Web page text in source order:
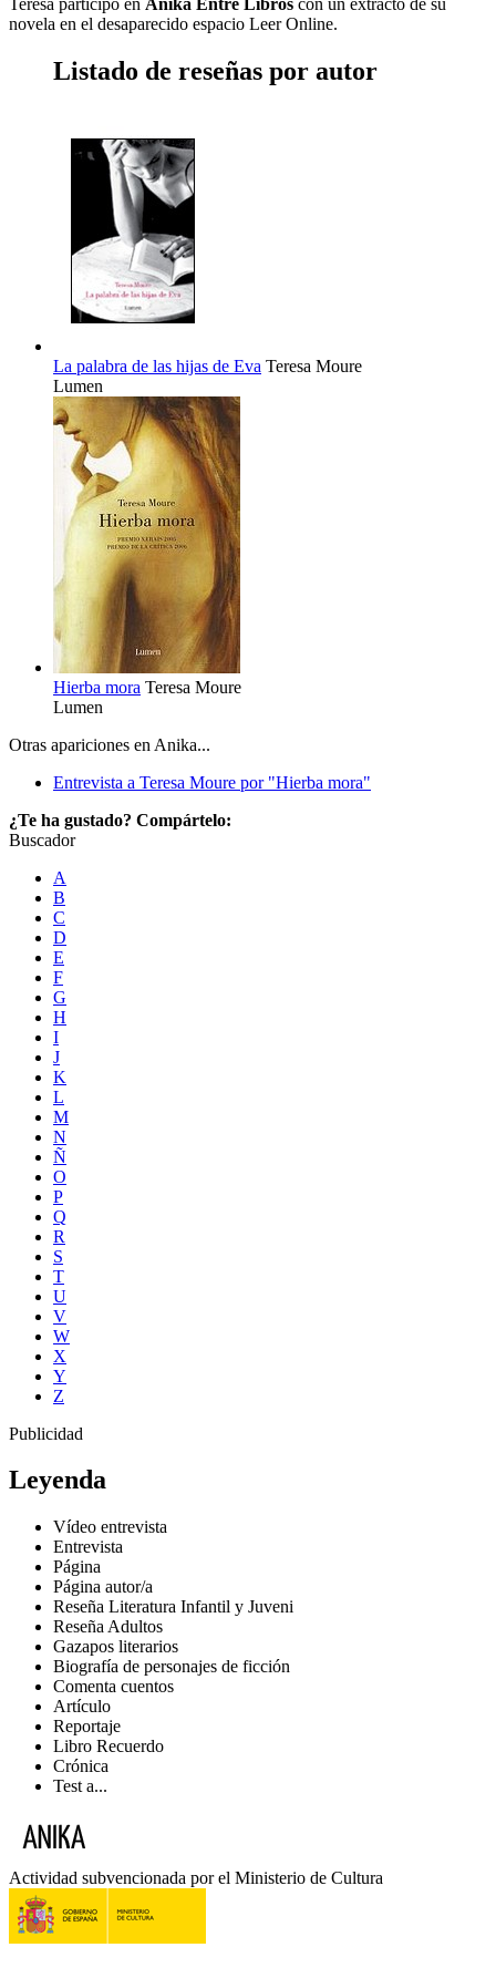
novela en el desaparecido espacio Leer Online.
Listado de reseñas por autor
La palabra de las hijas de Eva Teresa Moure
Lumen
Hierba mora Teresa Moure
Lumen
Otras apariciones en Anika...
Entrevista a Teresa Moure por "Hierba mora"
¿Te ha gustado? Compártelo:
Buscador
A
B
C
D
E
F
G
H
I
J
K
L
M
N
Ñ
O
P
Q
R
S
T
U
V
W
X
Y
Z
Publicidad
Leyenda
Vídeo entrevista
Entrevista
Página
Página autor/a
Reseña Literatura Infantil y Juveni
Reseña Adultos
Gazapos literarios
Biografía de personajes de ficción
Comenta cuentos
Artículo
Reportaje
Libro Recuerdo
Crónica
Test a...
Actividad subvencionada por el Ministerio de Cultura